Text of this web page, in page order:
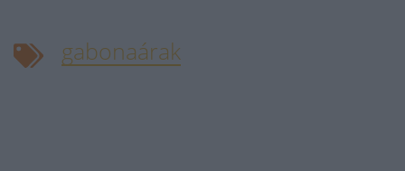
gabonaárak